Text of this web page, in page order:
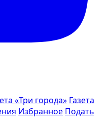
«Три города» Газета
Избранное Подать